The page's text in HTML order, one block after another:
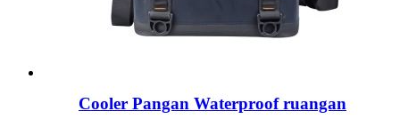
Cooler Pangan Waterproof ruangan